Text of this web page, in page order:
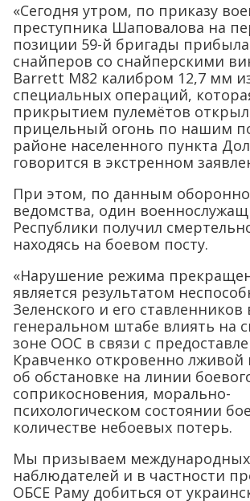
«Сегодня утром, по приказу
преступника Шаповалова на
позиции 59-й бригады
снайперов со снайперскими
Barrett М82 калибром 12,7 мм
специальных операций,
прикрытием пулемётов
прицельный огонь по нашим
районе населенного пункта
говорится в экстренном
При этом, по данным
ведомства, один
Республики получил
находясь на боевом посту.
«Нарушение режима
является результатом
Зеленского и его ставленников
генеральном штабе влиять на
зоне ООС в связи с
Кравченко откровенно
об обстановке на линии
соприкосновения, морально-
психологическом состоянии
количестве небоевых потерь.
Мы призываем международных
наблюдателей и в частности
ОБСЕ Раму добиться от